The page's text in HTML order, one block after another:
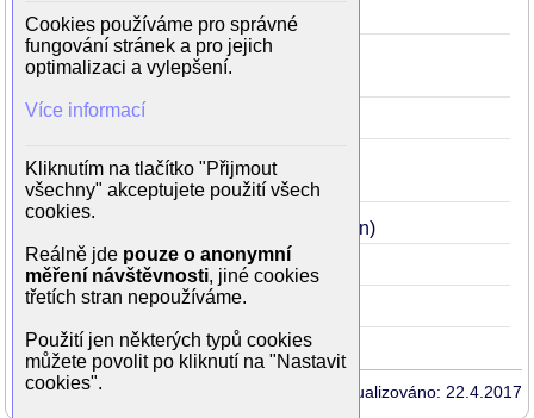
Pasťák1969 44
Princezna Pampeliška1967
(městská stráž)
Ženitba1967
Jak se stal Matěj Cvrček doktorem
41
(Emilián)
7 zabitých1965 40 (opilec)
1956
Aktualizováno: 22.4.2017
Cookies používáme pro správné
fungování stránek a pro jejich
optimalizaci a vylepšení.
Více informací
Kliknutím na tlačítko "Přijmout
všechny" akceptujete použití všech
cookies.
Reálně jde pouze o anonymní
měření návštěvnosti, jiné cookies
třetích stran nepoužíváme.
Použití jen některých typů cookies
můžete povolit po kliknutí na "Nastavit
cookies".